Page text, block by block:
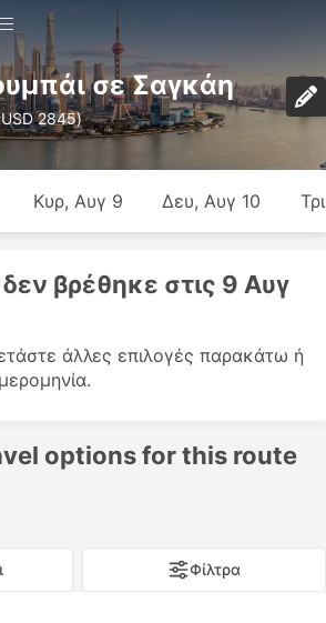
σε Σαγκάη
2845)
Κυρ, Αυγ 9 Δευ, Αυγ 10
βρέθηκε στις 9 Αυγ
άλλες επιλογές παρακάτω ή
options for this route
Φίλτρα